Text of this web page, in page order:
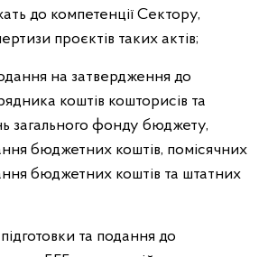
до компетенції Сектору,
проєктів таких актів;
на затвердження до
коштів кошторисів та
загального фонду бюджету,
бюджетних коштів, помісячних
бюджетних коштів та штатних
та подання до